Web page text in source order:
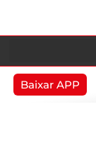
Baixar APP